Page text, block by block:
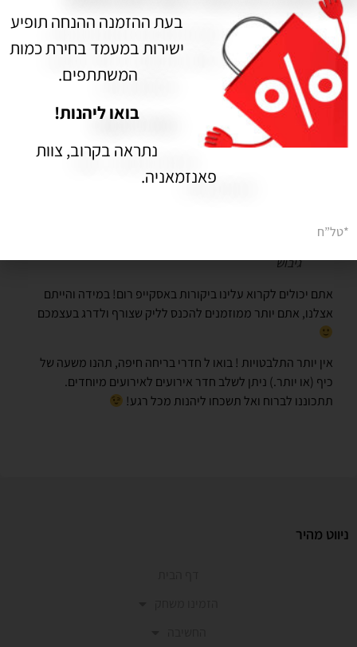
של כיף. חדרי בריחה חיפה שלנו מושקע ברמה הכי גבוה,
אלקטרונית, חדר הבריחה מאתגר מאד ונותן לכם הרגשה של
יציאה מהשגרה וכניסה למציאות מדומה הכי חווייתית שתחוו!
גיבוש
אתם יכולים לקרוא עלינו ביקורותבאסקייפ רום! במידה והייתם
אצלנו, אתם יותר ממוזמנים להכנס לליק שצורף ולדרג בעצמכם
אין יותר התלבטויות ! בואו ל חדרי בריחה חיפה, תהנו משעה של
כיף (או יותר.) ניתן לשלב חדר אירועים לאירועים מיוחדים.
תתכוננו לברוח ואל תשכחו ליהנות מכל רגע!
ניווט מהיר
בעת ההזמנה ההנחה תופיע
ישירות במעמד בחירת כמות
המשתתפים.
בואו ליהנות!
נתראה בקרוב, צוות
פאנזמאניה.
*טל”ח